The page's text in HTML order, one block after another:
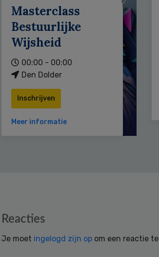
Masterclass
Bestuurlijke
Wijsheid
00:00 - 00:00
Den Dolder
Inschrijven
Meer informatie
Reacties
Je moet ingelogd zijn op om een reactie